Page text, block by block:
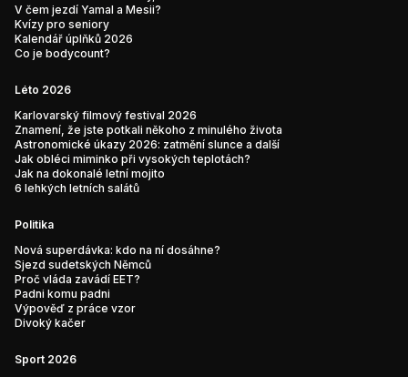
V čem jezdí Yamal a Mesii?
Kvízy pro seniory
Kalendář úplňků 2026
Co je bodycount?
Léto 2026
Karlovarský filmový festival 2026
Znamení, že jste potkali někoho z minulého života
Astronomické úkazy 2026: zatmění slunce a další
Jak obléci miminko při vysokých teplotách?
Jak na dokonalé letní mojito
6 lehkých letních salátů
Politika
Nová superdávka: kdo na ní dosáhne?
Sjezd sudetských Němců
Proč vláda zavádí EET?
Padni komu padni
Výpověď z práce vzor
Divoký kačer
Sport 2026